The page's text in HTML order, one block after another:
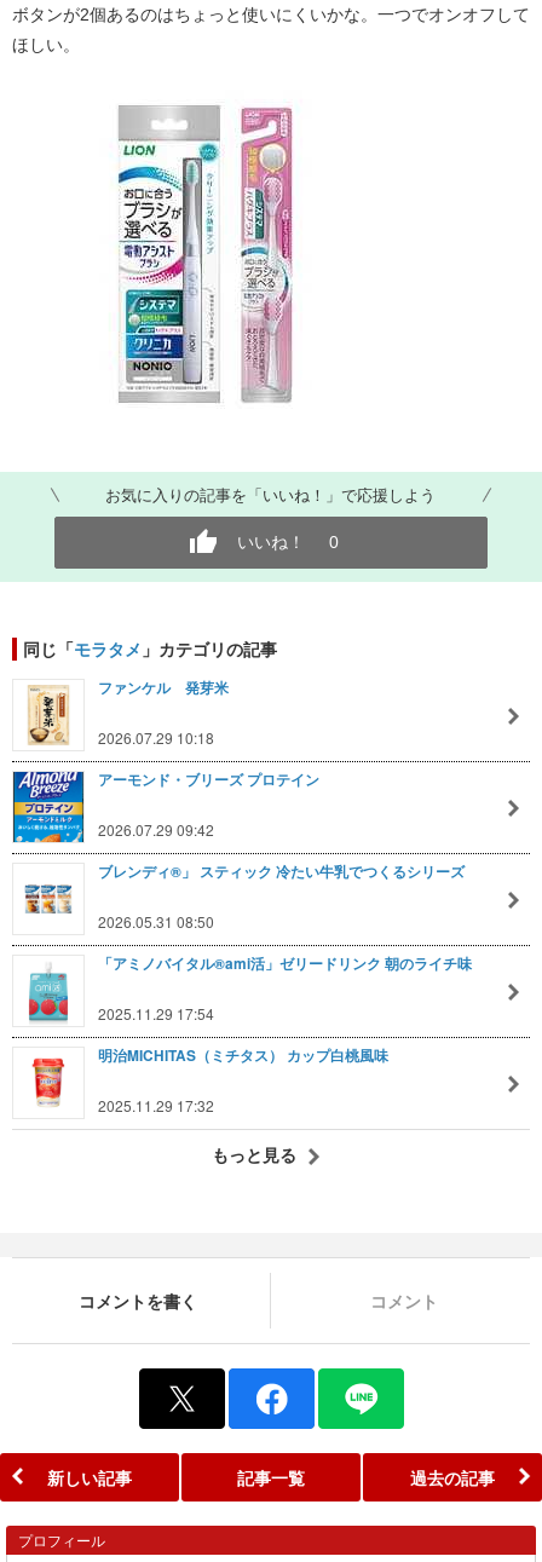
ボタンが2個あるのはちょっと使いにくいかな。一つでオンオフして
ほしい。
お気に入りの記事を「いいね！」で応援しよう
いいね！ 0
同じ「モラタメ 」カテゴリの記事
ファンケル 発芽米
2026.07.29 10:18
アーモンド・ブリーズ プロテイン
2026.07.29 09:42
ブレンディ®」 スティック 冷たい牛乳でつくるシリーズ
2026.05.31 08:50
「アミノバイタル®ami活」ゼリードリンク 朝のライチ味
2025.11.29 17:54
明治MICHITAS（ミチタス） カップ白桃風味
2025.11.29 17:32
もっと見る
コメントを書く コメント
新しい記事 記事一覧 過去の記事
プロフィール